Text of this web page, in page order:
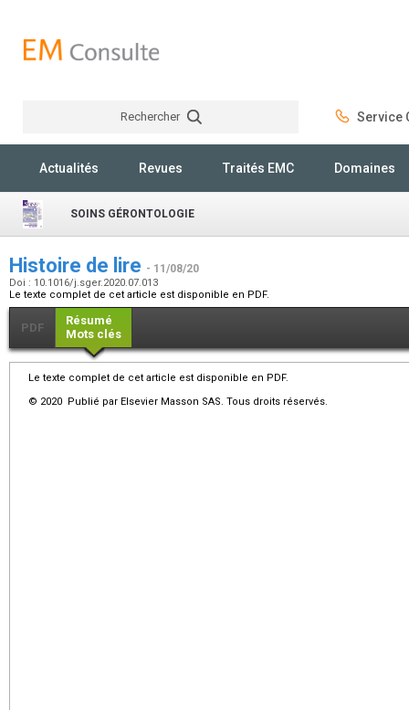
Rechercher Service
Actualités Revues Traités EMC Domaines
SOINS GÉRONTOLOGIE
Histoire de lire - 11/08/20
Doi : 10.1016/j.sger.2020.07.013
Le texte complet de cet article est disponible en PDF.
PDF
Résumé
Mots clés
Le texte complet de cet article est disponible en PDF.
© 2020 Publié par Elsevier Masson SAS. Tous droits réservés.